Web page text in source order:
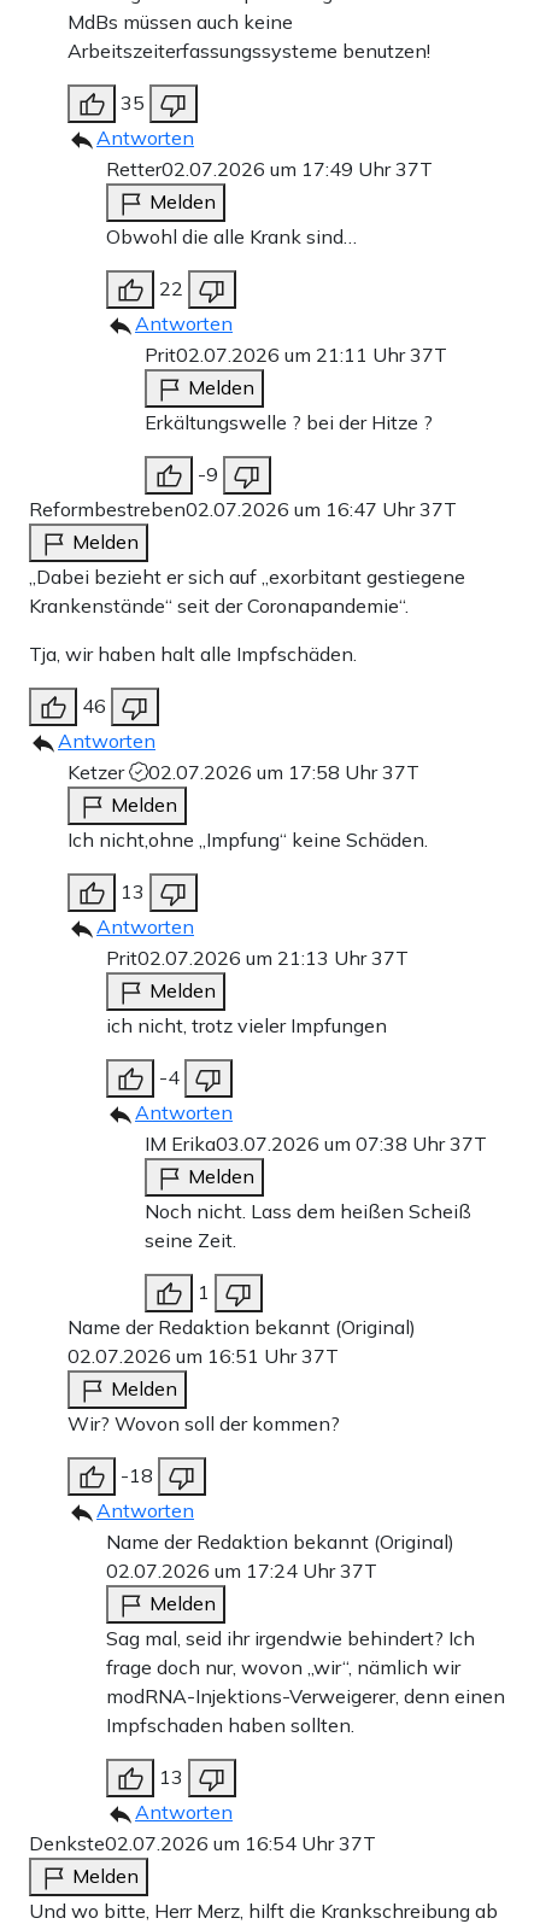
MdBs müssen auch keine
Arbeitszeiterfassungssysteme benutzen!
35
Antworten
Retter02.07.2026 um 17:49 Uhr37T
Melden
Obwohl die alle Krank sind…
22
Antworten
Prit02.07.2026 um 21:11 Uhr37T
Melden
Erkältungswelle ? bei der Hitze ?
-9
Reformbestreben02.07.2026 um 16:47 Uhr37T
Melden
„Dabei bezieht er sich auf „exorbitant gestiegene
Krankenstände“ seit der Coronapandemie“.
Tja, wir haben halt alle Impfschäden.
46
Antworten
Ketzer
02.07.2026 um 17:58 Uhr37T
Melden
Ich nicht,ohne „Impfung“ keine Schäden.
13
Antworten
Prit02.07.2026 um 21:13 Uhr37T
Melden
ich nicht, trotz vieler Impfungen
-4
Antworten
IM Erika03.07.2026 um 07:38 Uhr37T
Melden
Noch nicht. Lass dem heißen Scheiß
seine Zeit.
1
Name der Redaktion bekannt (Original)
02.07.2026 um 16:51 Uhr37T
Melden
Wir? Wovon soll der kommen?
-18
Antworten
Name der Redaktion bekannt (Original)
02.07.2026 um 17:24 Uhr37T
Melden
Sag mal, seid ihr irgendwie behindert? Ich
frage doch nur, wovon „wir“, nämlich wir
modRNA-Injektions-Verweigerer, denn einen
Impfschaden haben sollten.
13
Antworten
Denkste02.07.2026 um 16:54 Uhr37T
Melden
Und wo bitte, Herr Merz, hilft die Krankschreibung ab